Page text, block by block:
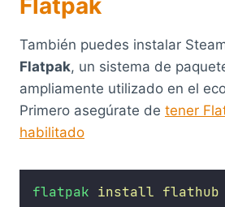
También puedes instalar
Flatpak, un sistema de
ampliamente utilizado en el
Primero asegúrate de tener
habilitado
flatpak install flathub